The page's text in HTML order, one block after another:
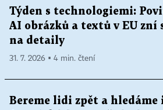
Týden s technologiemi:
AI obrázků a textů v EU zní
na detaily
31. 7. 2026 ▪ 4 min. čtení
Bereme lidi zpět a